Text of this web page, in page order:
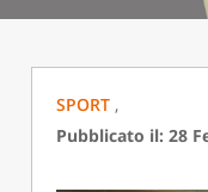
SPORT ,
Pubblicato il: 28